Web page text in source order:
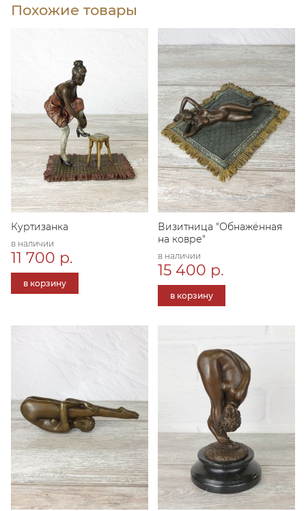
Похожие товары
Куртизанка
в наличии
11 700 р.
в корзину
Визитница "Обнажённая
на ковре"
в наличии
15 400 р.
в корзину